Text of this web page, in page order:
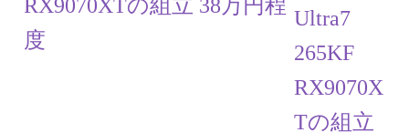
RX9070XTの組立 38万円程
度